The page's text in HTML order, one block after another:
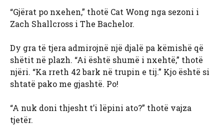
“Gjërat po nxehen,” thotë Cat Wong nga sezoni i
Zach Shallcross i The Bachelor.
Dy gra të tjera admirojnë një djalë pa këmishë që
shëtit në plazh. “Ai është shumë i nxehtë,” thotë
njëri. “Ka rreth 42 bark në trupin e tij.” Kjo është si
shtatë pako me gjashtë. Po!
“A nuk doni thjesht t’i lëpini ato?” thotë vajza
tjetër.